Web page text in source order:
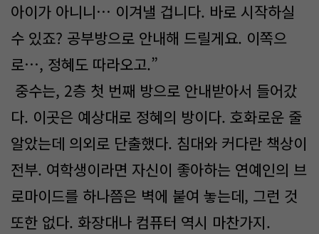
아이가 아니니… 이겨낼 겁니다. 바로 시작하실
수 있죠? 공부방으로 안내해 드릴게요. 이쪽으
로…, 정혜도 따라오고.”
중수는, 2층 첫 번째 방으로 안내받아서 들어갔
다. 이곳은 예상대로 정혜의 방이다. 호화로운 줄
알았는데 의외로 단출했다. 침대와 커다란 책상이
전부. 여학생이라면 자신이 좋아하는 연예인의 브
로마이드를 하나쯤은 벽에 붙여 놓는데, 그런 것
또한 없다. 화장대나 컴퓨터 역시 마찬가지.